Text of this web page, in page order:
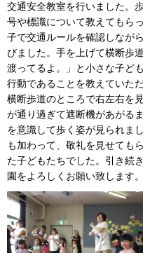
交通安全教室を行いました。
号や標識について教えてもら
子で交通ルールを確認しなが
びました。手を上げて横断歩
渡ってるよ。」と小さな子ど
行動であることを教えていた
横断歩道のところで右左右を
が通り過ぎて遮断機があがる
を意識して歩く姿が見られま
も加わって、敬礼を見せても
た子どもたちでした。引き続
園をよろしくお願い致します。